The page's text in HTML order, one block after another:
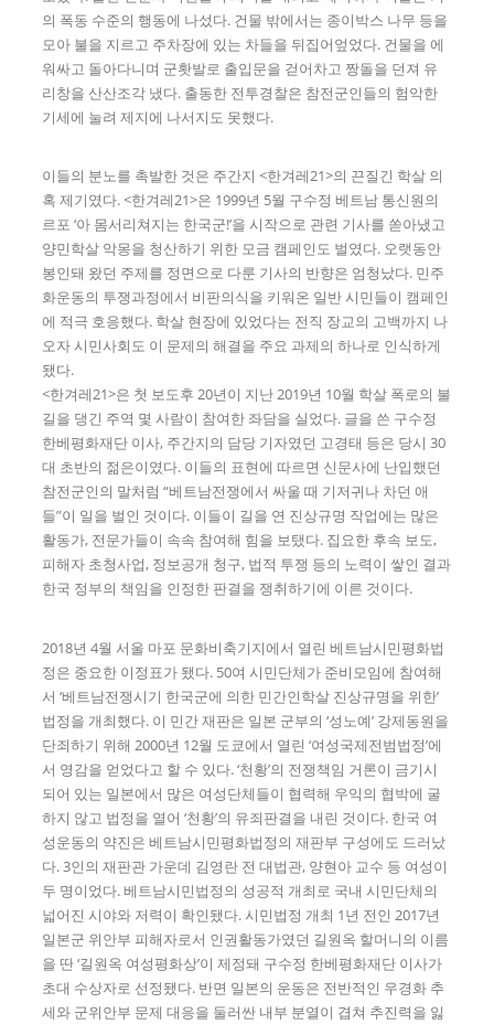
의 폭동 수준의 행동에 나섰다. 건물 밖에서는 종이박스 나무 등을
모아 불을 지르고 주차장에 있는 차들을 뒤집어엎었다. 건물을 에
워싸고 돌아다니며 군홧발로 출입문을 걷어차고 짱돌을 던져 유
리창을 산산조각 냈다. 출동한 전투경찰은 참전군인들의 험악한
기세에 눌려 제지에 나서지도 못했다.
이들의 분노를 촉발한 것은 주간지 <한겨레21>의 끈질긴 학살 의
혹 제기였다. <한겨레21>은 1999년 5월 구수정 베트남 통신원의
르포 ‘아 몸서리쳐지는 한국군!’을 시작으로 관련 기사를 쏟아냈고
양민학살 악몽을 청산하기 위한 모금 캠페인도 벌였다. 오랫동안
봉인돼 왔던 주제를 정면으로 다룬 기사의 반향은 엄청났다. 민주
화운동의 투쟁과정에서 비판의식을 키워온 일반 시민들이 캠페인
에 적극 호응했다. 학살 현장에 있었다는 전직 장교의 고백까지 나
오자 시민사회도 이 문제의 해결을 주요 과제의 하나로 인식하게
됐다.
<한겨레21>은 첫 보도후 20년이 지난 2019년 10월 학살 폭로의 불
길을 댕긴 주역 몇 사람이 참여한 좌담을 실었다. 글을 쓴 구수정
한베평화재단 이사, 주간지의 담당 기자였던 고경태 등은 당시 30
대 초반의 젊은이였다. 이들의 표현에 따르면 신문사에 난입했던
참전군인의 말처럼 “베트남전쟁에서 싸울 때 기저귀나 차던 애
들”이 일을 벌인 것이다. 이들이 길을 연 진상규명 작업에는 많은
활동가, 전문가들이 속속 참여해 힘을 보탰다. 집요한 후속 보도,
피해자 초청사업, 정보공개 청구, 법적 투쟁 등의 노력이 쌓인 결과
한국 정부의 책임을 인정한 판결을 쟁취하기에 이른 것이다.
2018년 4월 서울 마포 문화비축기지에서 열린 베트남시민평화법
정은 중요한 이정표가 됐다. 50여 시민단체가 준비모임에 참여해
서 ‘베트남전쟁시기 한국군에 의한 민간인학살 진상규명을 위한’
법정을 개최했다. 이 민간 재판은 일본 군부의 ‘성노예’ 강제동원을
단죄하기 위해 2000년 12월 도쿄에서 열린 ‘여성국제전범법정’에
서 영감을 얻었다고 할 수 있다. ‘천황’의 전쟁책임 거론이 금기시
되어 있는 일본에서 많은 여성단체들이 협력해 우익의 협박에 굴
하지 않고 법정을 열어 ‘천황’의 유죄판결을 내린 것이다. 한국 여
성운동의 약진은 베트남시민평화법정의 재판부 구성에도 드러났
다. 3인의 재판관 가운데 김영란 전 대법관, 양현아 교수 등 여성이
두 명이었다. 베트남시민법정의 성공적 개최로 국내 시민단체의
넓어진 시야와 저력이 확인됐다. 시민법정 개최 1년 전인 2017년
일본군 위안부 피해자로서 인권활동가였던 길원옥 할머니의 이름
을 딴 ‘길원옥 여성평화상’이 제정돼 구수정 한베평화재단 이사가
초대 수상자로 선정됐다. 반면 일본의 운동은 전반적인 우경화 추
세와 군위안부 문제 대응을 둘러싼 내부 분열이 겹쳐 추진력을 잃